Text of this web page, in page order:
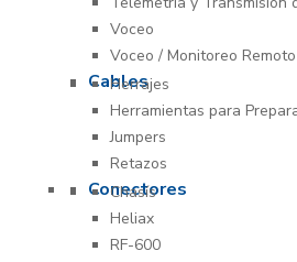
Voceo
Voceo / Monitoreo Remoto
Cables
Herrajes
Herramientas para
Jumpers
Retazos
Conectores
Chasís
Heliax
RF-600